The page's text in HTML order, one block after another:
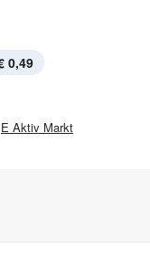
0,49
E Aktiv Markt